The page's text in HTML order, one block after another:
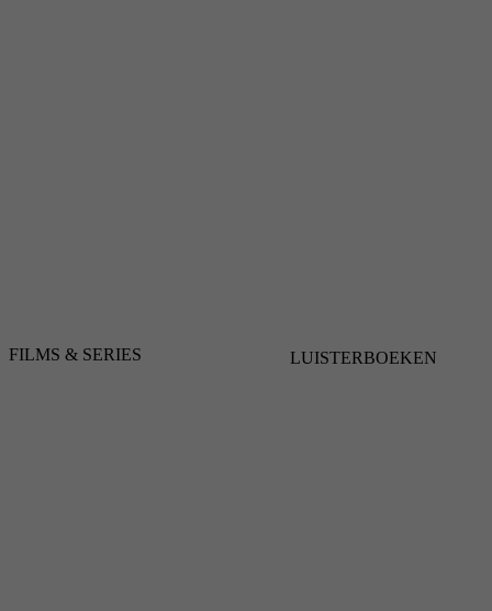
FILMS & SERIES LUISTERBOEKEN